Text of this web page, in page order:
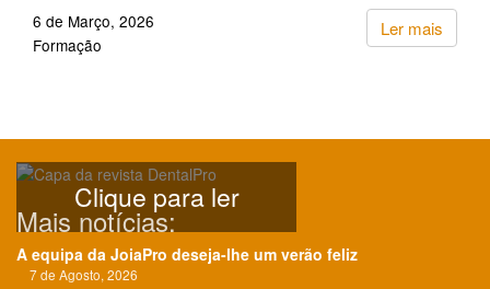
Ler mais
6 de Março, 2026
Formação
Clique para ler
Mais notícias:
A equipa da JoiaPro deseja-lhe um verão feliz
7 de Agosto, 2026